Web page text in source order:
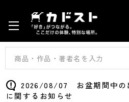
2026/08/07 お盆期間中の
に関するお知らせ